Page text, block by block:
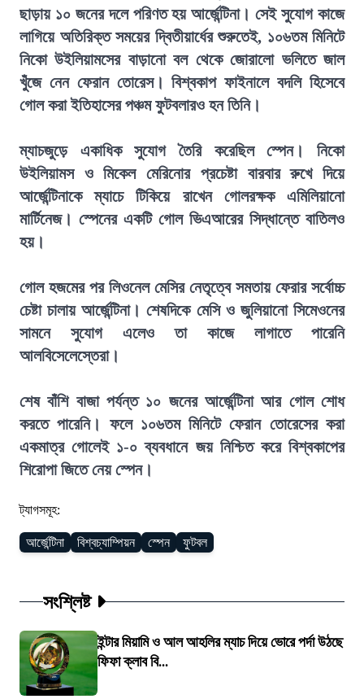
ছাড়ায় ১০ জনের দলে পরিণত হয় আর্জেন্টিনা। সেই সুযোগ কাজে
লাগিয়ে অতিরিক্ত সময়ের দ্বিতীয়ার্ধের শুরুতেই, ১০৬তম মিনিটে
নিকো উইলিয়ামসের বাড়ানো বল থেকে জোরালো ভলিতে জাল
খুঁজে নেন ফেরান তোরেস। বিশ্বকাপ ফাইনালে বদলি হিসেবে
গোল করা ইতিহাসের পঞ্চম ফুটবলারও হন তিনি।
ম্যাচজুড়ে একাধিক সুযোগ তৈরি করেছিল স্পেন। নিকো
উইলিয়ামস ও মিকেল মেরিনোর প্রচেষ্টা বারবার রুখে দিয়ে
আর্জেন্টিনাকে ম্যাচে টিকিয়ে রাখেন গোলরক্ষক এমিলিয়ানো
মার্টিনেজ। স্পেনের একটি গোল ভিএআরের সিদ্ধান্তে বাতিলও
হয়।
গোল হজমের পর লিওনেল মেসির নেতৃত্বে সমতায় ফেরার সর্বোচ্চ
চেষ্টা চালায় আর্জেন্টিনা। শেষদিকে মেসি ও জুলিয়ানো সিমেওনের
সামনে সুযোগ এলেও তা কাজে লাগাতে পারেনি
আলবিসেলেস্তেরা।
শেষ বাঁশি বাজা পর্যন্ত ১০ জনের আর্জেন্টিনা আর গোল শোধ
করতে পারেনি। ফলে ১০৬তম মিনিটে ফেরান তোরেসের করা
একমাত্র গোলেই ১-০ ব্যবধানে জয় নিশ্চিত করে বিশ্বকাপের
শিরোপা জিতে নেয় স্পেন।
ট্যাগসমূহ:
আর্জেন্টিনা বিশ্বচ্যাম্পিয়ন স্পেন ফুটবল
সংশ্লিষ্ট
ইন্টার মিয়ামি ও আল আহলির ম্যাচ দিয়ে ভোরে পর্দা উঠছে
ফিফা ক্লাব বি...